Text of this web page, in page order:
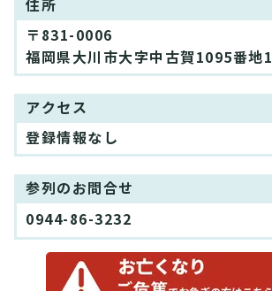
住所
〒831-0006
福岡県大川市大字中古賀1095番地1
アクセス
登録情報なし
参列のお問合せ
0944-86-3232